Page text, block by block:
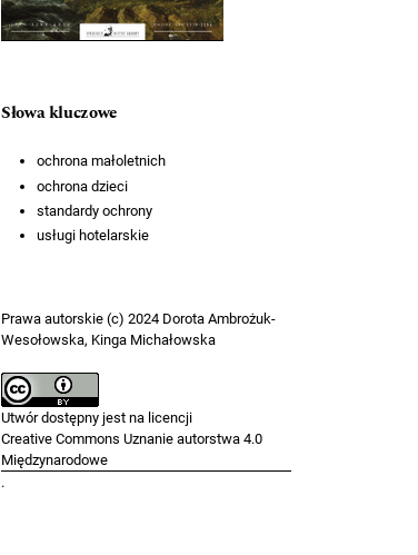
Słowa kluczowe
ochrona małoletnich
ochrona dzieci
standardy ochrony
usługi hotelarskie
Prawa autorskie (c) 2024 Dorota Ambrożuk-
Wesołowska, Kinga Michałowska
Utwór dostępny jest na licencji
Creative Commons Uznanie autorstwa 4.0
Międzynarodowe
.